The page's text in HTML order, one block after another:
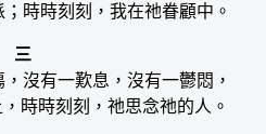
時時刻刻，我在祂眷顧中。
三
沒有一歎息，沒有一鬱悶，
時時刻刻，祂思念祂的人。